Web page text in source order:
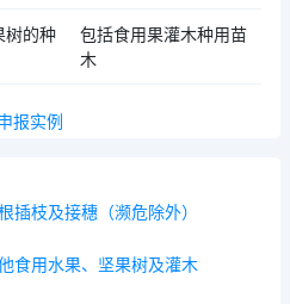
树的种
包括食用果灌木种用苗
木
报实例
插枝及接穗（濒危除外）
食用水果、坚果树及灌木